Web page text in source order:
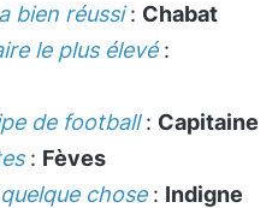
bien réussi: Chabat
le plus élevé:
de football: Capitaine
: Fèves
chose: Indigne